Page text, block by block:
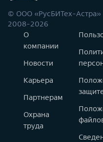
© ООО «РусБИТех-Астра»
2008-2026
О
компании
Новости
Карьера
Партнерам
Охрана
труда